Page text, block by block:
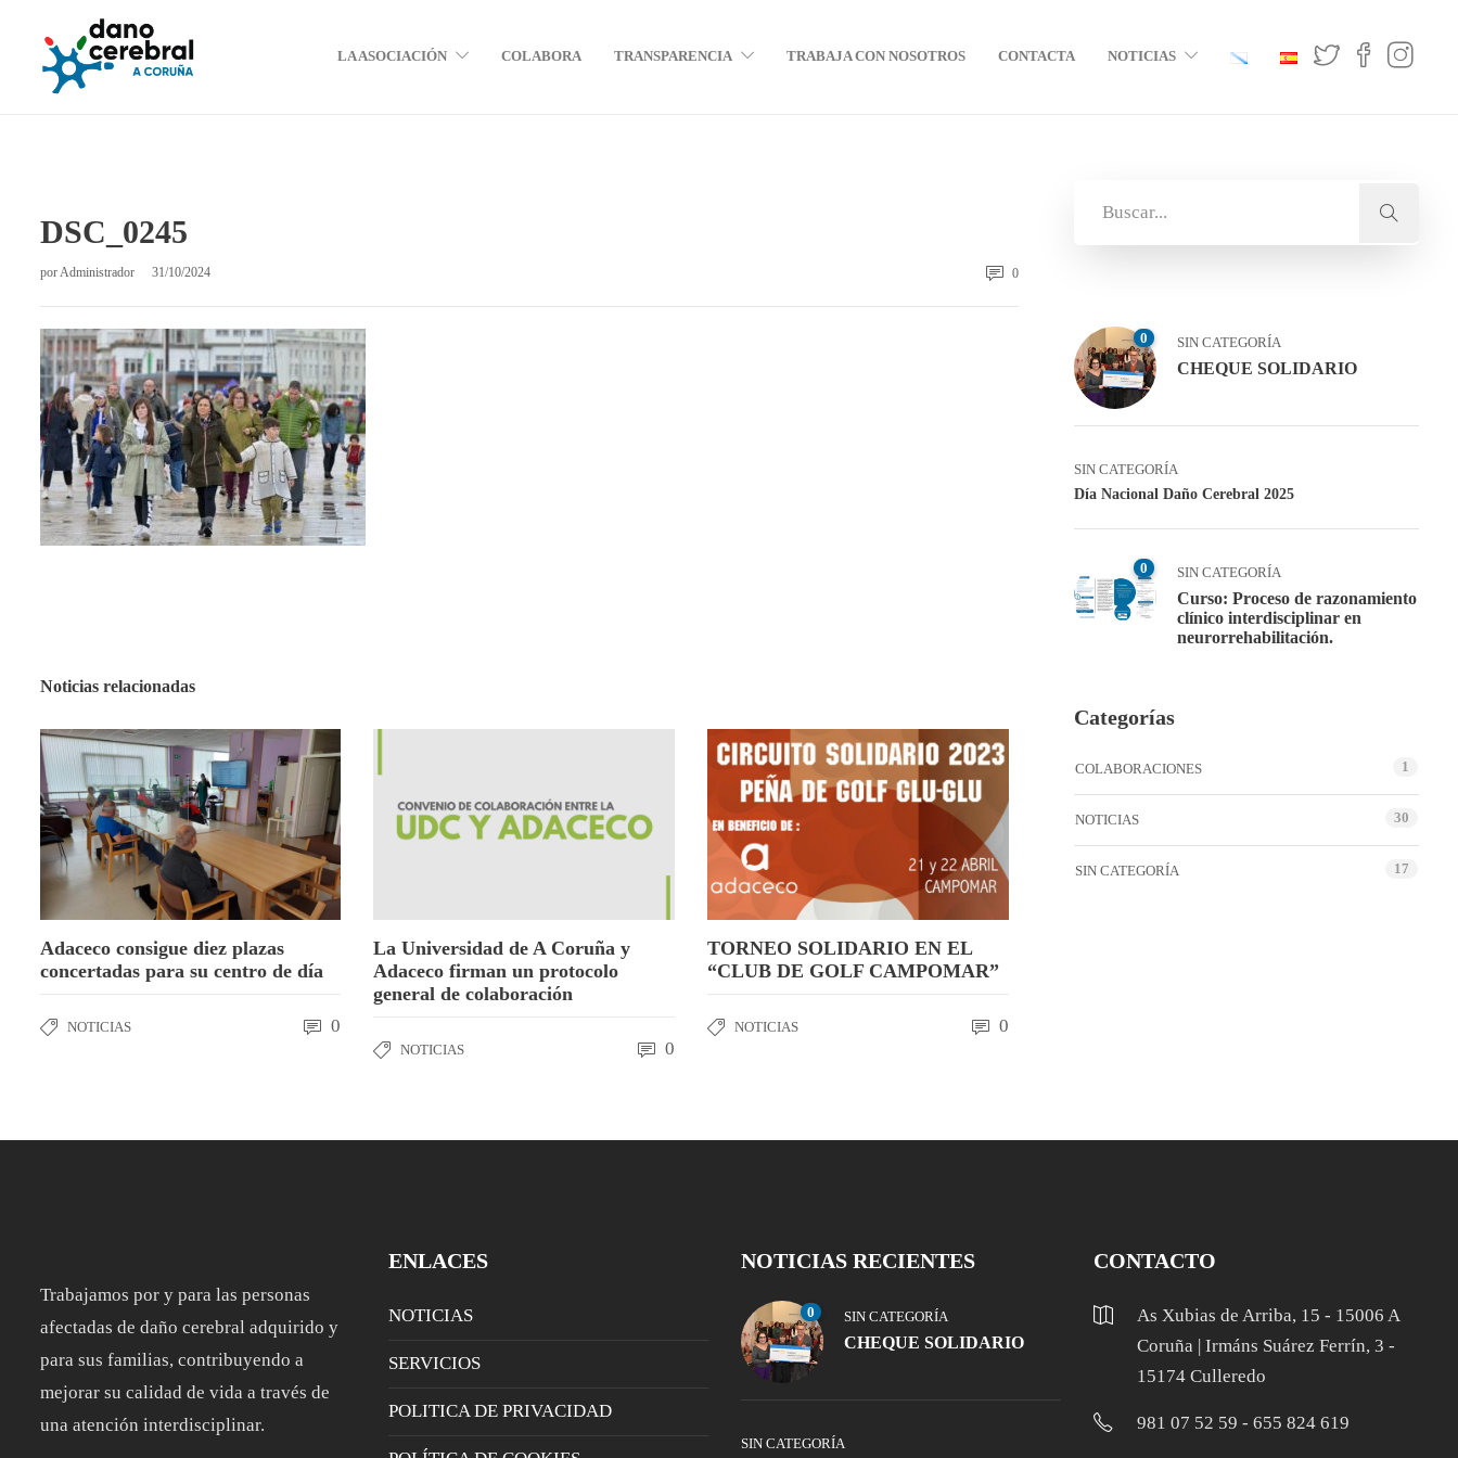
LA ASOCIACIÓN COLABORA TRANSPARENCIA TRABAJA CON NOSOTROS CONTACTA NOTICIAS
DSC_0245
porAdministrador 31/10/2024 0
Noticias relacionadas
Adaceco consigue diez plazas
concertadas para su centro de día
NOTICIAS 0
La Universidad de A Coruña y
Adaceco firman un protocolo
general de colaboración
NOTICIAS 0
TORNEO SOLIDARIO EN EL
“CLUB DE GOLF CAMPOMAR”
NOTICIAS 0
0 SIN CATEGORÍA
CHEQUE SOLIDARIO
SIN CATEGORÍA
Día Nacional Daño Cerebral 2025
0 SIN CATEGORÍA
Curso: Proceso de razonamiento
clínico interdisciplinar en
neurorrehabilitación.
Categorías
COLABORACIONES 1
NOTICIAS 30
SIN CATEGORÍA 17
Trabajamos por y para las personas
afectadas de daño cerebral adquirido y
para sus familias, contribuyendo a
mejorar su calidad de vida a través de
una atención interdisciplinar.
ENLACES
NOTICIAS
SERVICIOS
POLITICA DE PRIVACIDAD
NOTICIAS RECIENTES
0 SIN CATEGORÍA
CHEQUE SOLIDARIO
SIN CATEGORÍA
CONTACTO
As Xubias de Arriba, 15 - 15006 A
Coruña | Irmáns Suárez Ferrín, 3 -
15174 Culleredo
981 07 52 59 - 655 824 619